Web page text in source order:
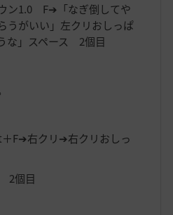
ウン1.0 F➔「なぎ倒してや
がいい」左クリおしっぱ
な」スペース 2個目
F➔右クリ➔右クリおしっ
2個目